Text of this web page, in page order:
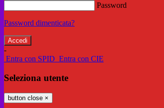
Password
Password dimenticata?
-
Entra con SPID Entra con CIE
Seleziona utente
button close ×